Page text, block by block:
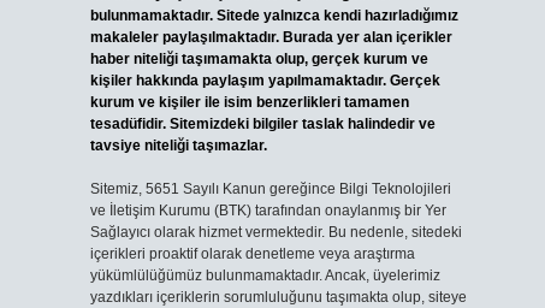
bulunmamaktadır. Sitede yalnızca kendi hazırladığımız
makaleler paylaşılmaktadır. Burada yer alan içerikler
haber niteliği taşımamakta olup, gerçek kurum ve
kişiler hakkında paylaşım yapılmamaktadır. Gerçek
kurum ve kişiler ile isim benzerlikleri tamamen
tesadüfidir. Sitemizdeki bilgiler taslak halindedir ve
tavsiye niteliği taşımazlar.
Sitemiz, 5651 Sayılı Kanun gereğince Bilgi Teknolojileri
ve İletişim Kurumu (BTK) tarafından onaylanmış bir Yer
Sağlayıcı olarak hizmet vermektedir. Bu nedenle, sitedeki
içerikleri proaktif olarak denetleme veya araştırma
yükümlülüğümüz bulunmamaktadır. Ancak, üyelerimiz
yazdıkları içeriklerin sorumluluğunu taşımakta olup, siteye